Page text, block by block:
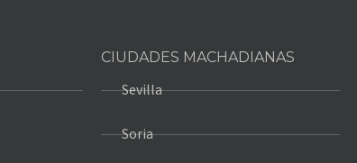
CIUDADES MACHADIANAS
Sevilla
Soria